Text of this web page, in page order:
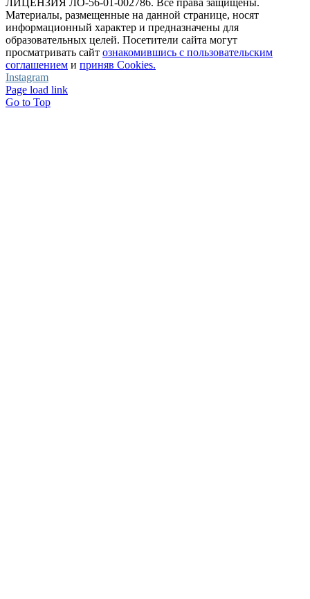
ЛИЦЕНЗИЯ ЛО-56-01-002786. Все права защищены.
Материалы, размещенные на данной странице, носят
информационный характер и предназначены для
образовательных целей. Посетители сайта могут
просматривать сайт ознакомившись с пользовательским
соглашением и приняв Cookies.
Instagram
Page load link
Go to Top